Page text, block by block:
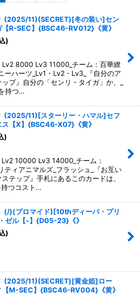
絞り込む
(2025/11)(SECRET)[冬の装い]セン
【R-SEC】{BSC46-RV012}《黄》
)
8000 Lv3 11000_チーム：百華繚
ーハーツ_Lv1・Lv2・Lv3_『自分のア
プ』自分の「センリ・タイガ」か、_
持つ…
(2025/11)[スターリー・ハマル]セフ
ス【X】{BSC46-X07}《黄》
)
10000 Lv3 14000_チーム：
ティアニマルズ_フラッシュ_『お互い
テップ』手札にあるこのカードは、
持つコスト…
(/)(ブロマイド)[10thディーバ・プリ
ゼル【-】{D05-23}《》
)
(2025/11)(SECRET)[黄金姫]ロー
【M-SEC】{BSC46-RV004}《黄》